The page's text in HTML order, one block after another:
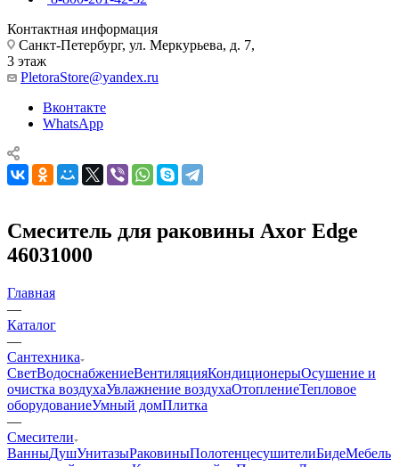
Контактная информация
Санкт-Петербург, ул. Меркурьева, д. 7,
3 этаж
PletoraStore@yandex.ru
Вконтакте
WhatsApp
Смеситель для раковины Axor Edge
46031000
Главная
—
Каталог
—
Сантехника
СветВодоснабжениеВентиляцияКондиционерыОсушение и
очистка воздухаУвлажнение воздухаОтоплениеТепловое
оборудованиеУмный домПлитка
—
Смесители
ВанныДушУнитазыРаковиныПолотенцесушителиБидеМебель